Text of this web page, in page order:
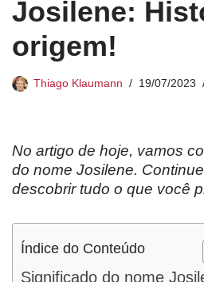
Josilene:
origem!
Thiago Klaumann 19/07/2023
No artigo de hoje, vamos
do nome Josilene.
descobrir tudo o que você
Índice do Conteúdo
Significado do nome